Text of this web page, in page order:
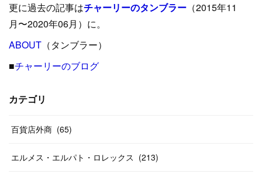
( 15
(24)
(8 )
(17
(12)
)
(12)
19)
(13
(14)
(33 )
(26)
27)
(29
(24)
(26
(31)
(31)
31
(26
(20)
(14
(39)
( 23)
40
(55
(38)
(20
(24)
( 42)
(33
(46)
(20
更に過去の記事はチャーリーのタンブラー （2015年11
月〜2020年06月）に。
ABOUT （タンブラー）
■チャーリーのブログ
カテゴリ
百貨店外商 (65)
エルメス・エルパト・ロレックス (213)